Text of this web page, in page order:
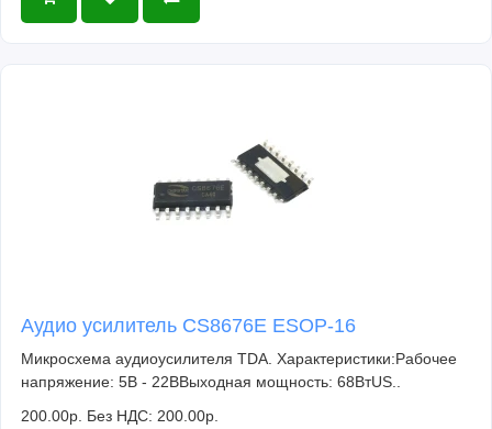
Аудио усилитель CS8676E ESOP-16
Микросхема аудиоусилителя TDA. Характеристики:Рабочее
напряжение: 5В - 22ВВыходная мощность: 68ВтUS..
200.00р. Без НДС: 200.00р.